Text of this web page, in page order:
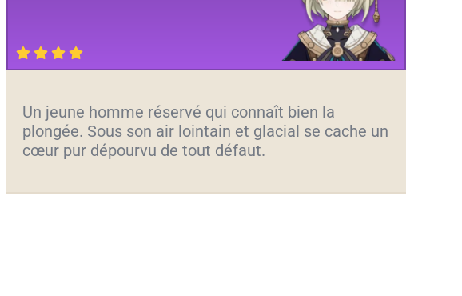
Un jeune homme réservé qui connaît bien la
plongée. Sous son air lointain et glacial se cache un
cœur pur dépourvu de tout défaut.